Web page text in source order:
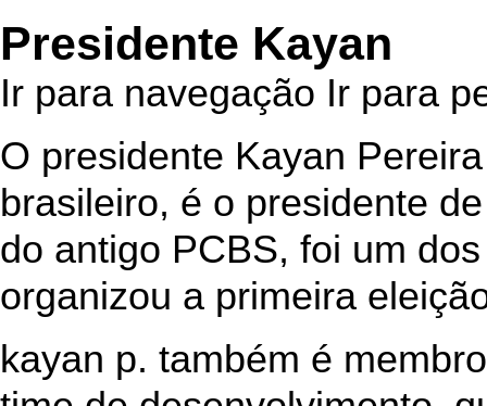
Presidente Kayan
Ir para navegação Ir para
O presidente Kayan
brasileiro, é o presidente
do antigo PCBS, foi um
organizou a primeira
kayan p. também é